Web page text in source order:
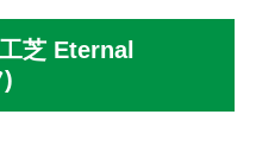
芝 Eternal